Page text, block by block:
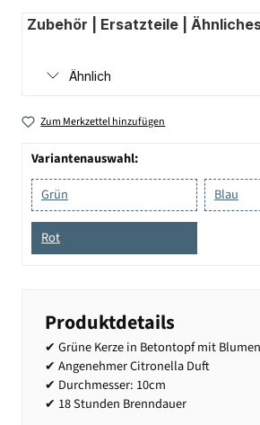
Zubehör | Ersatzteile |
Ähnlich
Zum Merkzettel hinzufügen
Variantenauswahl:
Grün
Blau
Rot
Produktdetails
✔ Grüne Kerze in Betontopf mit
✔ Angenehmer Citronella Duft
✔ Durchmesser: 10cm
✔ 18 Stunden Brenndauer